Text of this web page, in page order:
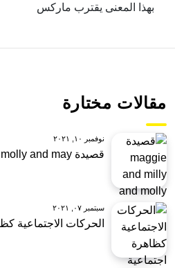
بهذا المعنى يقترب ماركس
مقالات مختارة
نوفمبر ١٠, ٢٠٢١
قصيدة maggie and milly and molly and may
سبتمبر ٠٧, ٢٠٢١
الحركات الاجتماعية